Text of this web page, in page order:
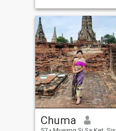
beginning, a serious
relationship. I value ho
Chuma